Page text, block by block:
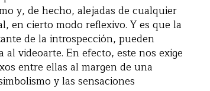
y, de hecho, alejadas de cualquier
en cierto modo reflexivo. Y es que la
de la introspección, pueden
videoarte. En efecto, este nos exige
entre ellas al margen de una
y las sensaciones